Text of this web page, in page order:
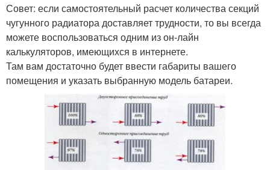
Совет: если самостоятельный расчет количества секций
чугунного радиатора доставляет трудности, то вы всегда
можете воспользоваться одним из он-лайн
калькуляторов, имеющихся в интернете.
Там вам достаточно будет ввести габариты вашего
помещения и указать выбранную модель батареи.